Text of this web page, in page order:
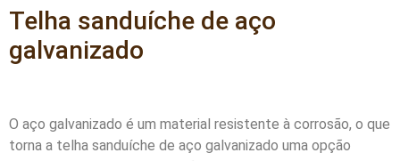
Telha sanduíche de aço
galvanizado
O aço galvanizado é um material resistente à corrosão, o que
torna a telha sanduíche de aço galvanizado uma opção